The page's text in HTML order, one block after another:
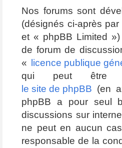
Nos forums sont
(désignés ci-après
et « phpBB Limited
de forum de
«
licence publique
qui peut être
le site de phpBB (en
phpBB a pour seul
discussions sur
ne peut en aucun
responsable de la